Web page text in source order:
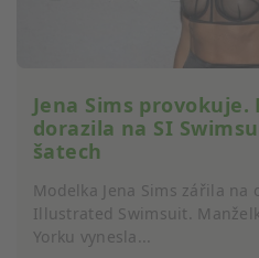
Jena Sims
dorazila na SI
šatech
Modelka Jena Sims zářila na
Illustrated Swimsuit.
Yorku vynesla...